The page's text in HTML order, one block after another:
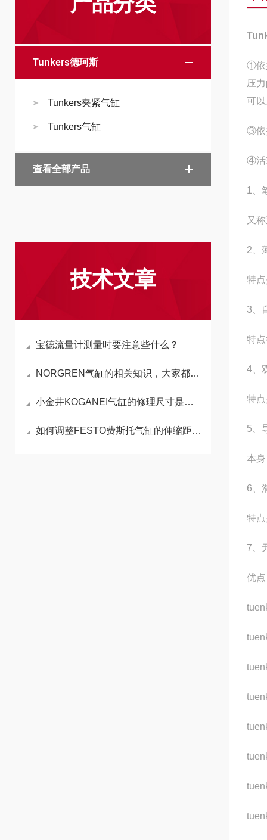
Tunkers德珂斯
Tunkers夹紧气缸
Tunkers气缸
查看全部产品
技术文章
宝德流量计测量时要注意些什么？
NORGREN气缸的相关知识，大家都了解吗？
小金井KOGANEI气缸的修理尺寸是如何确定的
如何调整FESTO费斯托气缸的伸缩距离以适应不同需求
①依
压
可
③依
④活
1、
又
2、
特
3、
特
4、
特
5、
本
6、
特
7、
优